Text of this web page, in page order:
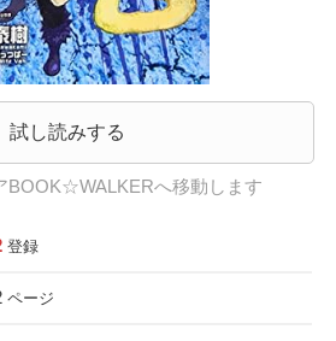
試し読みする
BOOK☆WALKERへ移動します
登録
ページ